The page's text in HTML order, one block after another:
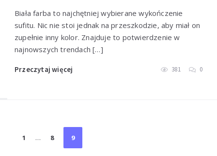
Biała farba to najchętniej wybierane wykończenie
sufitu. Nic nie stoi jednak na przeszkodzie, aby miał on
zupełnie inny kolor. Znajduje to potwierdzenie w
najnowszych trendach […]
Przeczytaj więcej 381 0
Stronicowanie
1 … 8 9